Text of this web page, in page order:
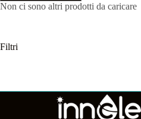
Non ci sono altri prodotti da caricare
Filtri